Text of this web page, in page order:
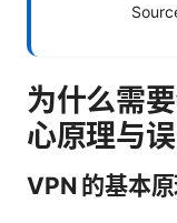
为什么需
心原理与
VPN 的基本